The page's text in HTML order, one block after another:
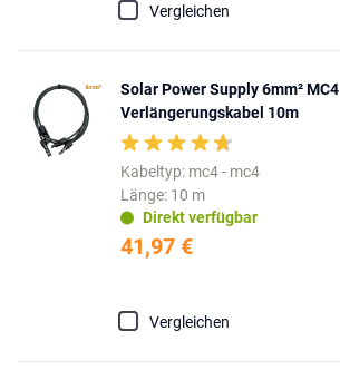
Vergleichen
Solar Power Supply 6mm² MC4
Verlängerungskabel 10m
Kabeltyp: mc4 - mc4
Länge: 10 m
Direkt verfügbar
41,97 €
Vergleichen